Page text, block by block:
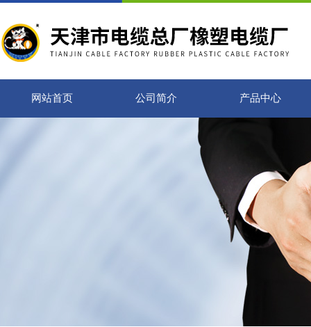
网站首页 公司简介 产品中心